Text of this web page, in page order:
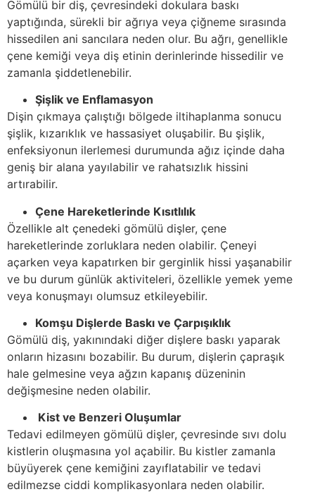
Gömülü bir diş, çevresindeki dokulara baskı
yaptığında, sürekli bir ağrıya veya çiğneme sırasında
hissedilen ani sancılara neden olur. Bu ağrı, genellikle
çene kemiği veya diş etinin derinlerinde hissedilir ve
zamanla şiddetlenebilir.
Şişlik ve Enflamasyon
Dişin çıkmaya çalıştığı bölgede iltihaplanma sonucu
şişlik, kızarıklık ve hassasiyet oluşabilir. Bu şişlik,
enfeksiyonun ilerlemesi durumunda ağız içinde daha
geniş bir alana yayılabilir ve rahatsızlık hissini
artırabilir.
Çene Hareketlerinde Kısıtlılık
Özellikle alt çenedeki gömülü dişler, çene
hareketlerinde zorluklara neden olabilir. Çeneyi
açarken veya kapatırken bir gerginlik hissi yaşanabilir
ve bu durum günlük aktiviteleri, özellikle yemek yeme
veya konuşmayı olumsuz etkileyebilir.
Komşu Dişlerde Baskı ve Çarpışıklık
Gömülü diş, yakınındaki diğer dişlere baskı yaparak
onların hizasını bozabilir. Bu durum, dişlerin çapraşık
hale gelmesine veya ağzın kapanış düzeninin
değişmesine neden olabilir.
Kist ve Benzeri Oluşumlar
Tedavi edilmeyen gömülü dişler, çevresinde sıvı dolu
kistlerin oluşmasına yol açabilir. Bu kistler zamanla
büyüyerek çene kemiğini zayıflatabilir ve tedavi
edilmezse ciddi komplikasyonlara neden olabilir.